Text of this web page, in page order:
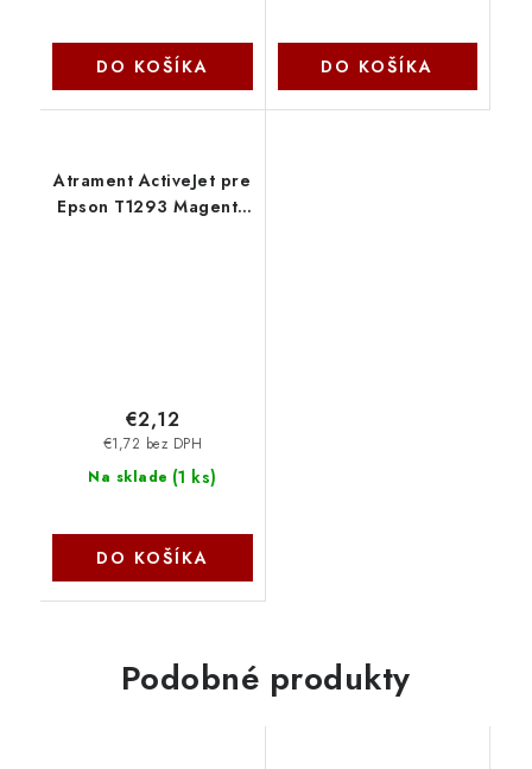
DO KOŠÍKA DO KOŠÍKA
Atrament ActiveJet pre
Epson T1293 Magenta
Na sklade (1 ks)
€1,72 bez DPH
€2,12
DO KOŠÍKA
Podobné produkty